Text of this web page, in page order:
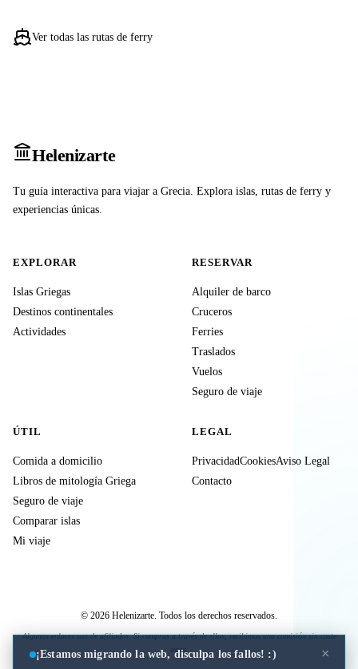
Ver todas las rutas de ferry
¡Estamos migrando la web, disculpa los fallos! :) ×
Helenizarte
Tu guía interactiva para viajar a Grecia. Explora islas, rutas de ferry y
experiencias únicas.
EXPLORAR
Islas Griegas
Destinos continentales
Actividades
RESERVAR
Alquiler de barco
Cruceros
Ferries
Traslados
Vuelos
Seguro de viaje
ÚTIL
Comida a domicilio
Libros de mitología Griega
Seguro de viaje
Comparar islas
Mi viaje
LEGAL
PrivacidadCookiesAviso Legal
Contacto
© 2026 Helenizarte. Todos los derechos reservados.
Algunos enlaces son de afiliados. Si compras a través de ellos, recibimos una comisión sin coste
extra.